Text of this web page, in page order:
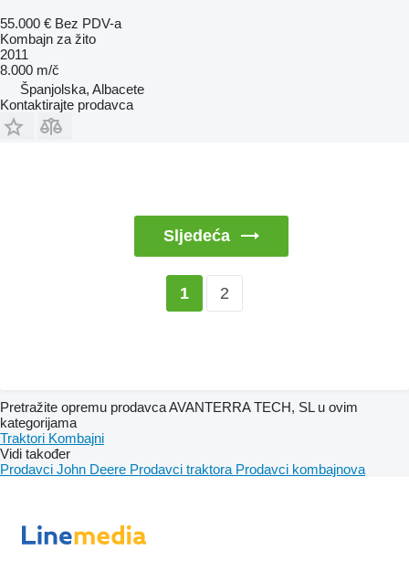
55.000 € Bez PDV-a
Kombajn za žito
2011
8.000 m/č
Španjolska, Albacete
Kontaktirajte prodavca
Sljedeća
1 2
Pretražite opremu prodavca AVANTERRA TECH, SL u ovim
kategorijama
Traktori Kombajni
Vidi također
Prodavci John Deere Prodavci traktora Prodavci kombajnova